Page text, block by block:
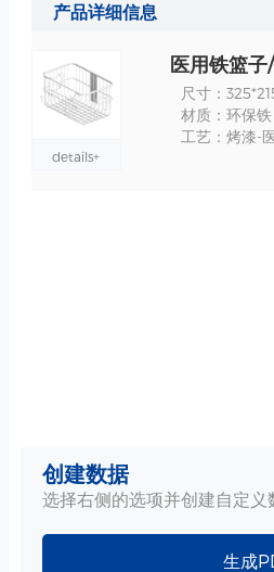
产品详细信息
details+
尺寸：
材质：环保铁
工艺：烤漆-
创建数据
选择右侧的选项并创建自定义
生成